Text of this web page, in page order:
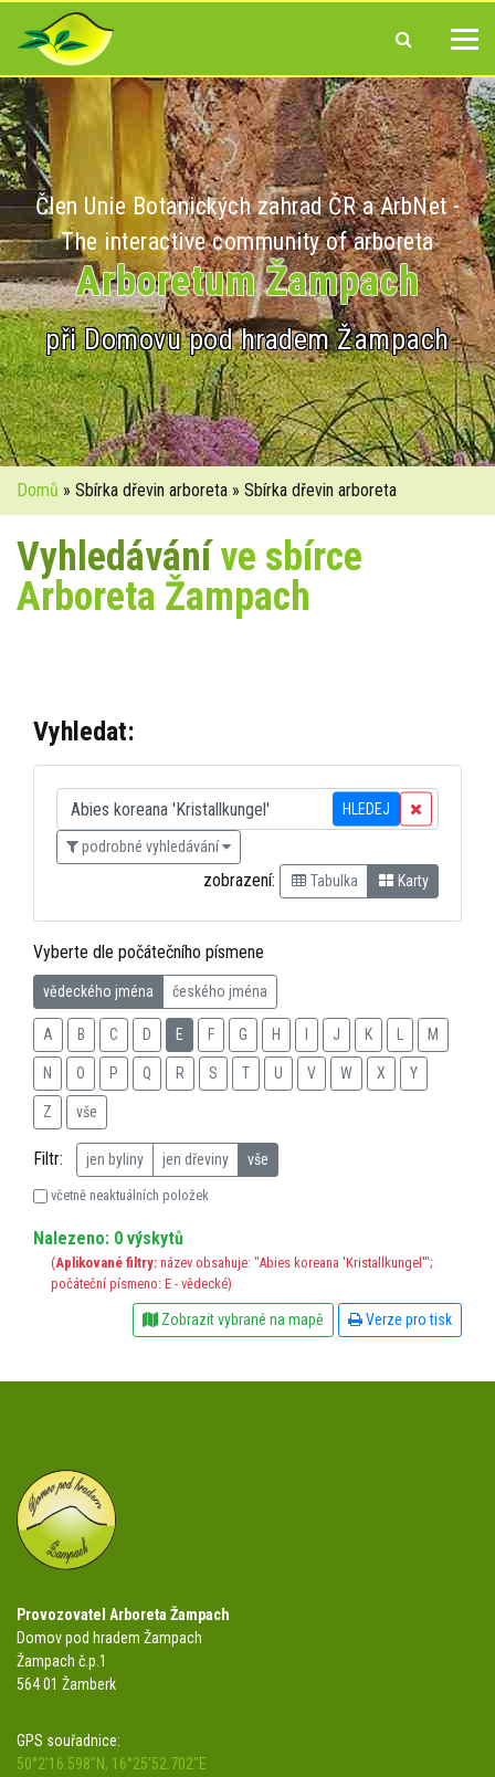
Člen Unie Botanických zahrad ČR a ArbNet -
The interactive community of arboreta
Arboretum Žampach
při Domovu pod hradem Žampach
Domů » Sbírka dřevin arboreta » Sbírka dřevin arboreta
Vyhledáváníve sbírce
Arboreta Žampach
Vyhledat:
HLEDEJ
podrobné vyhledávání
zobrazení: Tabulka Karty
Vyberte dle počátečního písmene
vědeckého jména českého jména
A B C D E F G H J K M
N O P Q R S T U V W X Y
Z vše
Filtr: jen byliny jen dřeviny vše
včetně neaktuálních položek
Nalezeno: 0 výskytů
(Aplikované filtry: název obsahuje: "Abies koreana 'Kristallkungel'";
počáteční písmeno: E - vědecké)
Zobrazit vybrané na mapě Verze pro tisk
Provozovatel Arboreta Žampach
Domov pod hradem Žampach
Žampach č.p.1
564 01 Žamberk
GPS souřadnice:
50°2'16.598"N, 16°25'52.702"E